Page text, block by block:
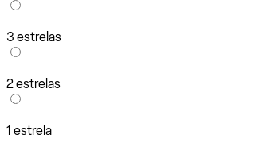
3 estrelas
2 estrelas
1 estrela